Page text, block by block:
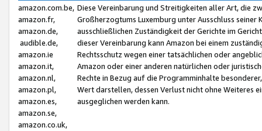
amazon.com.be,
amazon.fr,
amazon.de,
audible.de,
amazon.ie
amazon.it,
amazon.nl,
amazon.pl,
amazon.es,
amazon.se,
amazon.co.uk,
Diese Vereinbarung und Streitigkeiten aller Art, die
Großherzogtums Luxemburg unter Ausschluss
ausschließlichen Zuständigkeit der Gerichte im
dieser Vereinbarung kann Amazon bei einem
Rechtsschutz wegen einer tatsächlichen oder
Amazon oder einer anderen natürlichen oder
Rechte in Bezug auf die Programminhalte
Wert darstellen, dessen Verlust nicht ohne Weiteres
ausgeglichen werden kann.